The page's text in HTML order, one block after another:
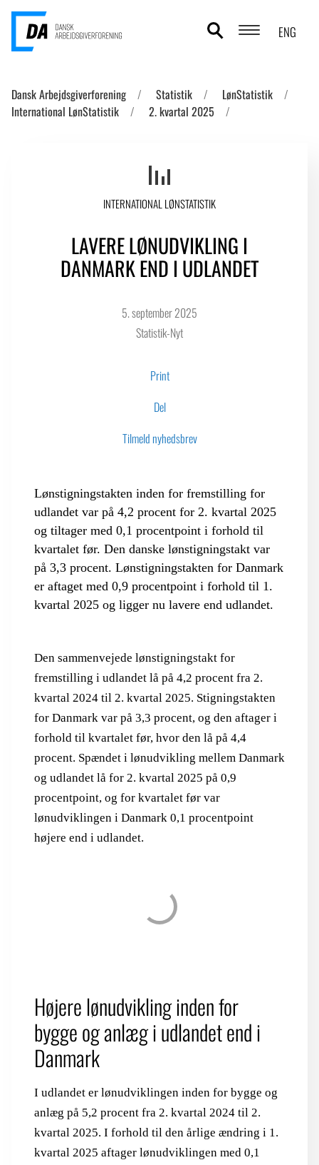
ENG
KONTAKT OG PRESSE
LOGIN FOR MEDLEMSORGANISATIONER
Dansk Arbejdsgiverforening Statistik
LønStatistik
International LønStatistik
2. kvartal 2025
INTERNATIONAL LØNSTATISTIK
LAVERE LØNUDVIKLING I
DANMARK END I UDLANDET
5. september 2025
Statistik-Nyt
Print
Del
Tilmeld nyhedsbrev
Lønstigningstakten inden for fremstilling for
udlandet var på 4,2 procent for 2. kvartal 2025
og tiltager med 0,1 procentpoint i forhold til
kvartalet før. Den danske lønstigningstakt var
på 3,3 procent. Lønstigningstakten for Danmark
er aftaget med 0,9 procentpoint i forhold til 1.
kvartal 2025 og ligger nu lavere end udlandet.
Den sammenvejede lønstigningstakt for
fremstilling i udlandet lå på 4,2 procent fra 2.
kvartal 2024 til 2. kvartal 2025. Stigningstakten
for Danmark var på 3,3 procent, og den aftager i
forhold til kvartalet før, hvor den lå på 4,4
procent. Spændet i lønudvikling mellem Danmark
og udlandet lå for 2. kvartal 2025 på 0,9
procentpoint, og for kvartalet før var
lønudviklingen i Danmark 0,1 procentpoint
højere end i udlandet.
Højere lønudvikling inden for
bygge og anlæg i udlandet end i
Danmark
I udlandet er lønudviklingen inden for bygge og
anlæg på 5,2 procent fra 2. kvartal 2024 til 2.
kvartal 2025. I forhold til den årlige ændring i 1.
kvartal 2025 aftager lønudviklingen med 0,1